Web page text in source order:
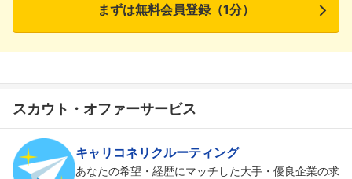
まずは無料会員登録（1分）
スカウト・オファーサービス
キャリコネリクルーティング
あなたの希望・経歴にマッチした大手・優良企業の求